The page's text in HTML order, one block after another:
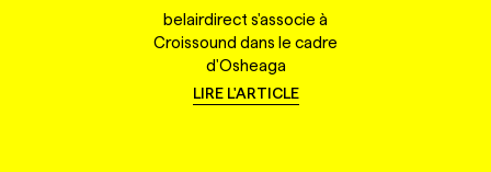
belairdirect s'associe à
Croissound dans le cadre
d'Osheaga
LIRE L'ARTICLE